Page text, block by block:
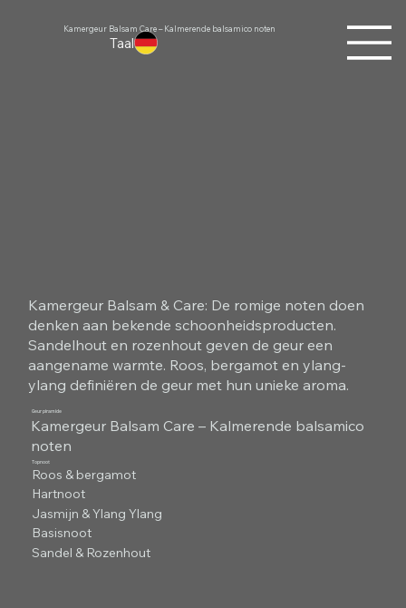
Taal
Kamergeur Balsam Care – Kalmerende balsamico noten
Kamergeur Balsam & Care: De romige noten doen
denken aan bekende schoonheidsproducten.
Sandelhout en rozenhout geven de geur een
aangename warmte. Roos, bergamot en ylang-
ylang definiëren de geur met hun unieke aroma.
Geur piramide
Kamergeur Balsam Care – Kalmerende balsamico
noten
Topnoot
Roos & bergamot
Hartnoot
Jasmijn & Ylang Ylang
Basisnoot
Sandel & Rozenhout